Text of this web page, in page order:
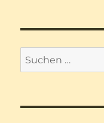
Suchen
nach: